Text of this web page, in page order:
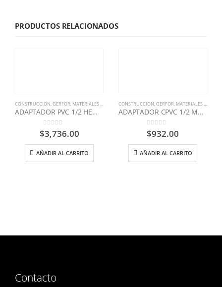
PRODUCTOS RELACIONADOS
CONSTRUCCION,GERFOR, MATERIALES PARA CONSTRUCCION
ADAPTADOR PVC 1/2 HEMBRA ACOMETIDA GERFOR
0out of 5
$3,736.00
AÑADIR AL CARRITO
CONSTRUCCION,GERFOR, MATERIALES PARA CONSTRUCCION
ADAPTADOR CPVC 1/2 MACHO GERFOR
0out of 5
$932.00
AÑADIR AL CARRITO
Contacto